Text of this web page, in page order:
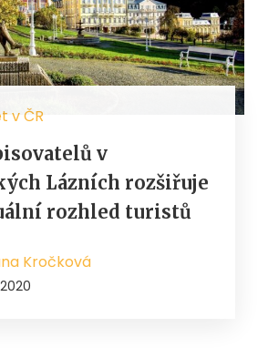
v ČR
v
Lázních rozšiřuje
rozhled turistů
Kročková